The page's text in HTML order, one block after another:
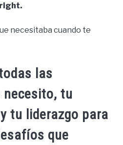
necesitaba cuando te
las
necesito, tu
tu liderazgo para
que